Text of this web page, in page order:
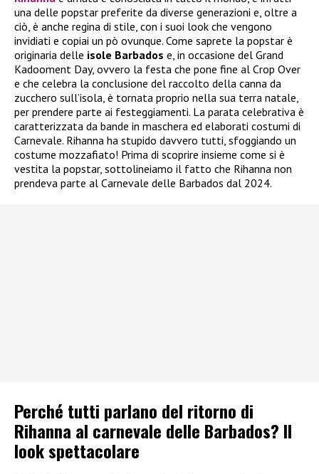
una delle popstar preferite da diverse generazioni e, oltre a
ciò, è anche regina di stile, con i suoi look che vengono
invidiati e copiai un pò ovunque. Come saprete la popstar è
originaria delle isole Barbados e, in occasione del Grand
Kadooment Day, ovvero la festa che pone fine al Crop Over
e che celebra la conclusione del raccolto della canna da
zucchero sull’isola, è tornata proprio nella sua terra natale,
per prendere parte ai festeggiamenti. La parata celebrativa è
caratterizzata da bande in maschera ed elaborati costumi di
Carnevale. Rihanna ha stupido davvero tutti, sfoggiando un
costume mozzafiato! Prima di scoprire insieme come si è
vestita la popstar, sottolineiamo il fatto che Rihanna non
prendeva parte al Carnevale delle Barbados dal 2024.
Perché tutti parlano del ritorno di
Rihanna al carnevale delle Barbados? Il
look spettacolare